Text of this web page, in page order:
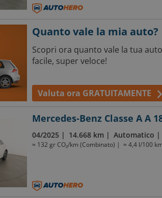
Quanto vale la mia auto?
Scopri ora quanto vale la tua
facile, super veloce!
Valuta ora GRATUITAMENTE
Mercedes-Benz Classe A A
04/2025 14.668 km Automatico
≈ 132 gr CO₂/km (Combinato) ≈ 4,4 l/100